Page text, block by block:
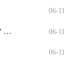
06-11
WPS个人免费版功能全解析：够用吗？适合 06-11
06-11